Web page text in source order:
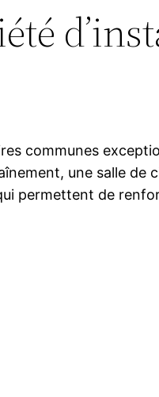
communes
une salle
permettent de